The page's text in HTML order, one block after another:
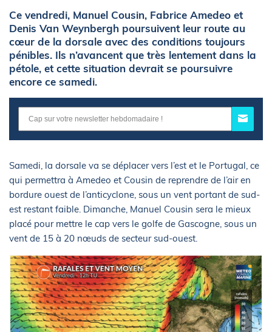
Ce vendredi, Manuel Cousin, Fabrice Amedeo et
Denis Van Weynbergh poursuivent leur route au
cœur de la dorsale avec des conditions toujours
pénibles. Ils n’avancent que très lentement dans la
pétole, et cette situation devrait se poursuivre
encore ce samedi.
Samedi, la dorsale va se déplacer vers l’est et le Portugal, ce
qui permettra à Amedeo et Cousin de reprendre de l’air en
bordure ouest de l’anticyclone, sous un vent portant de sud-
est restant faible. Dimanche, Manuel Cousin sera le mieux
placé pour mettre le cap vers le golfe de Gascogne, sous un
vent de 15 à 20 nœuds de secteur sud-ouest.